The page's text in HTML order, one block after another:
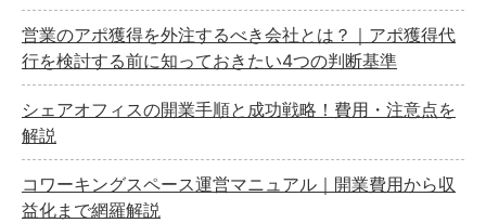
営業のアポ獲得を外注するべき会社とは？｜アポ獲得代
行を検討する前に知っておきたい4つの判断基準
シェアオフィスの開業手順と成功戦略！費用・注意点を
解説
コワーキングスペース運営マニュアル｜開業費用から収
益化まで網羅解説